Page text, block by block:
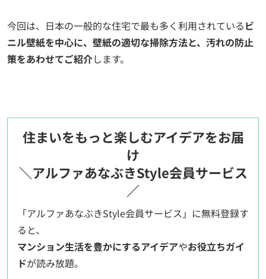
今回は、日本の一般的な住宅で最も多く利用されているビ
ニル壁紙を中心に、壁紙の適切な掃除方法と、汚れの防止
策をあわせてご紹介します。
住まいをもっと楽しむアイデアをお届
け
＼アルファあなぶきStyle会員サービス
／
「アルファあなぶきStyle会員サービス」に無料登録す
ると、
マンション生活を豊かにするアイデアやお役立ちガイ
ドが読み放題。